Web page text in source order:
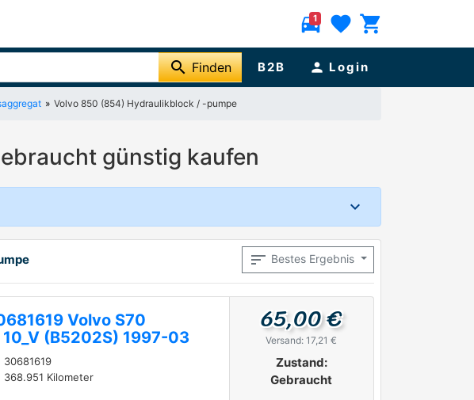
directions_car
1 favorite shopping_cart
search Finden B2B person Login
Volvo 850 (854) Hydraulikblock / -pumpe
günstig kaufen
sort Bestes Ergebnis
Volvo S70
(B5202S) 1997-03
30681619
368.951 Kilometer
65,00 €
Versand: 17,21 €
Zustand:
Gebraucht